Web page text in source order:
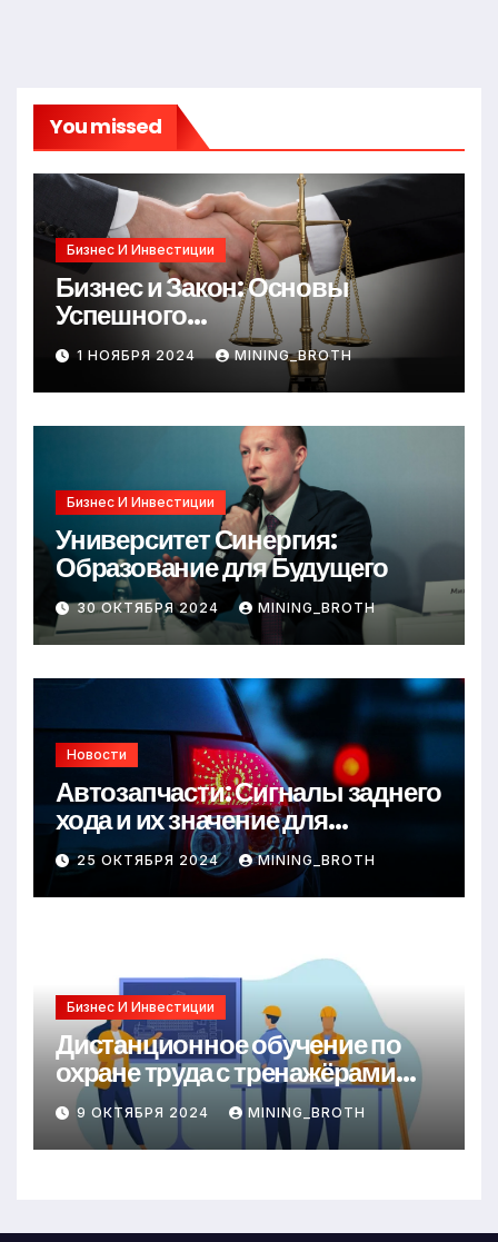
You missed
Бизнес И Инвестиции
Бизнес и Закон: Основы
Успешного
Предпринимательства
1 НОЯБРЯ 2024 MINING_BROTH
Бизнес И Инвестиции
Университет Синергия:
Образование для Будущего
30 ОКТЯБРЯ 2024 MINING_BROTH
Новости
Автозапчасти: Сигналы заднего
хода и их значение для
безопасности на дороге
25 ОКТЯБРЯ 2024 MINING_BROTH
Бизнес И Инвестиции
Дистанционное обучение по
охране труда с тренажёрами
онлайн
9 ОКТЯБРЯ 2024 MINING_BROTH